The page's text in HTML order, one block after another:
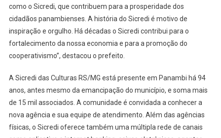
como o Sicredi, que contribuem para a prosperidade dos
cidadãos panambienses. A história do Sicredi é motivo de
inspiração e orgulho. Há décadas o Sicredi contribui para o
fortalecimento da nossa economia e para a promoção do
cooperativismo”, destacou o prefeito.
A Sicredi das Culturas RS/MG está presente em Panambi há 94
anos, antes mesmo da emancipação do município, e soma mais
de 15 mil associados. A comunidade é convidada a conhecer a
nova agência e sua equipe de atendimento. Além das agências
físicas, o Sicredi oferece também uma múltipla rede de canais